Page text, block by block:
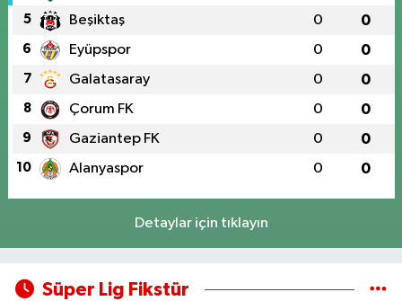
5 Beşiktaş 0 0
6 Eyüpspor 0 0
7 Galatasaray 0 0
8 Çorum FK 0 0
9 Gaziantep FK 0 0
10 Alanyaspor 0 0
Detaylar için tıklayın
Süper Lig Fikstür